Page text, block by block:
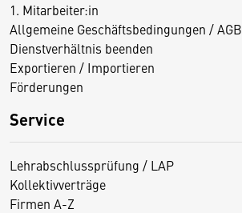
1. Mitarbeiter:in
Allgemeine Geschäftsbedingungen / AGB
Dienstverhältnis beenden
Exportieren / Importieren
Förderungen
Service
Lehrabschlussprüfung / LAP
Kollektivverträge
Firmen A-Z